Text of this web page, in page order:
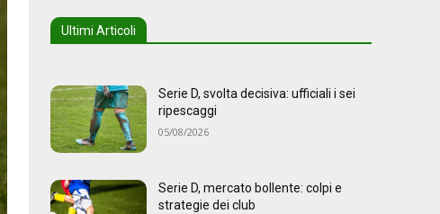
Ultimi Articoli
Serie D, svolta decisiva: ufficiali i sei
ripescaggi
05/08/2026
Serie D, mercato bollente: colpi e
strategie dei club